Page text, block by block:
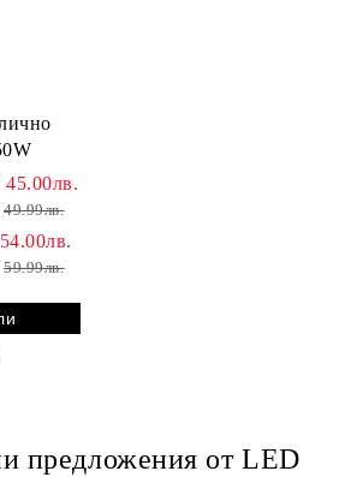
45.00лв.
49.99лв.
54.00лв.
59.99лв.
предложения от LED